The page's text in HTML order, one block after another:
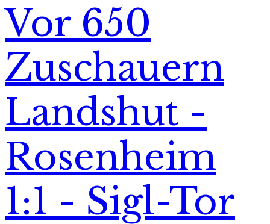
Vor 650
Zuschauern
Landshut -
Rosenheim
1:1 - Sigl-Tor